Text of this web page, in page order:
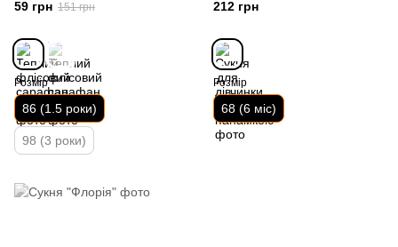
59 грн 151 грн
Розмір
86 (1.5 роки)
98 (3 роки)
212 грн
Розмір
68 (6 міс)